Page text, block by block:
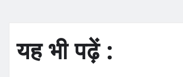
यह भी पढ़ें :